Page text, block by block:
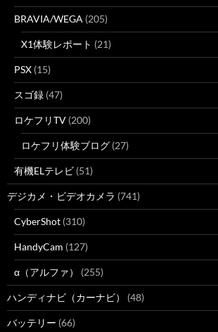
BRAVIA/WEGA (205)
X1体験レポート (21)
PSX (15)
スゴ録 (47)
ロケフリTV (200)
ロケフリ体験ブログ (27)
有機ELテレビ (51)
デジカメ・ビデオカメラ (741)
CyberShot (310)
HandyCam (127)
α（アルファ） (255)
ハンディナビ（カーナビ） (48)
バッテリー (66)